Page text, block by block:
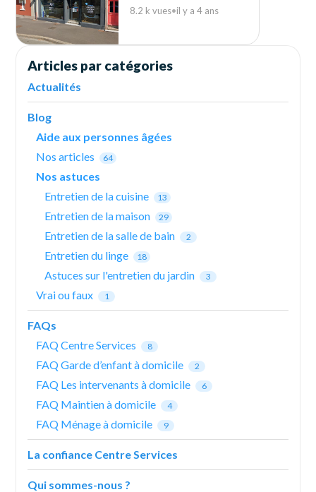
8.2 k vues•il y a 4 ans
Articles par catégories
Actualités
Blog
Aide aux personnes âgées
Nos articles
64
Nos astuces
Entretien de la cuisine
13
Entretien de la maison 29
Entretien de la salle de bain 2
Entretien du linge 18
Astuces sur l'entretien du jardin 3
Vrai ou faux 1
FAQs
FAQ Centre Services
8
FAQ Garde d’enfant à domicile 2
FAQ Les intervenants à domicile 6
FAQ Maintien à domicile 4
FAQ Ménage à domicile 9
La confiance Centre Services
Qui sommes-nous ?